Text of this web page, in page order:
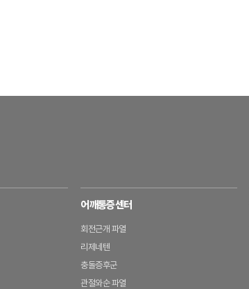
어깨통증센터
회전근개 파열
리제네텐
충돌증후군
관절와순 파열